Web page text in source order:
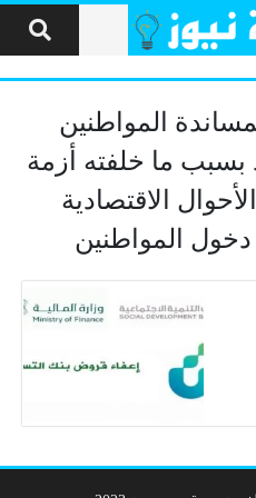
المواطنين
بسبب ما خلفته أزمة
الاقتصادية
دخول المواطنين